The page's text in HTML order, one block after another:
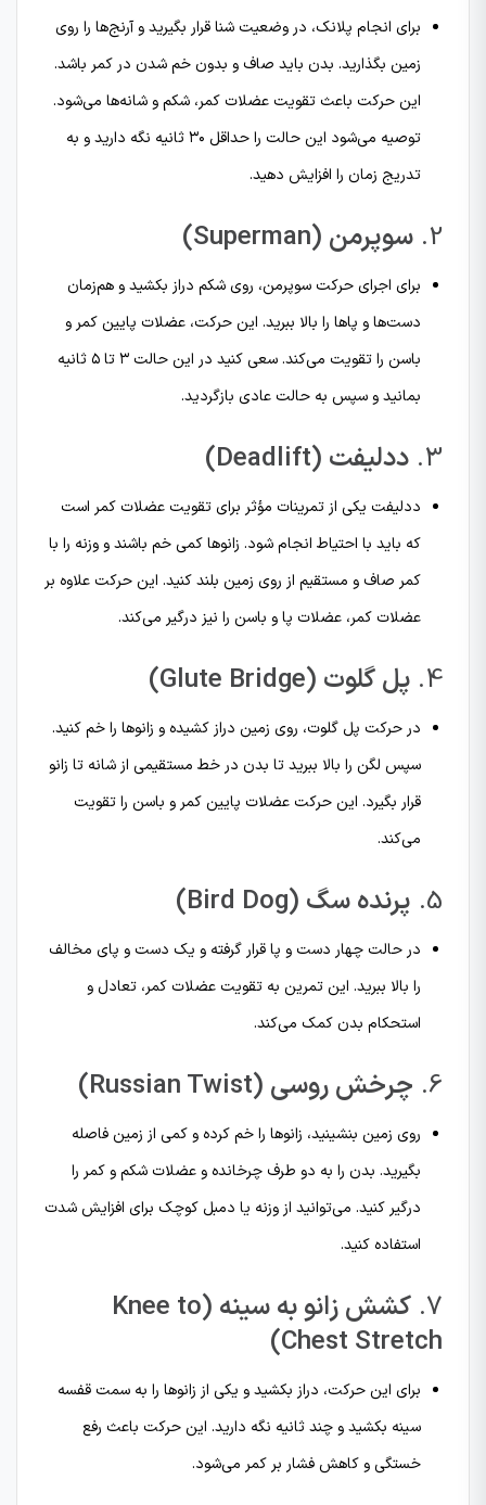
برای انجام پلانک، در وضعیت شنا قرار بگیرید و آرنج‌ها را روی
زمین بگذارید. بدن باید صاف و بدون خم شدن در کمر باشد.
این حرکت باعث تقویت عضلات کمر، شکم و شانه‌ها می‌شود.
توصیه می‌شود این حالت را حداقل ۳۰ ثانیه نگه دارید و به
تدریج زمان را افزایش دهید.
2. سوپرمن (Superman)
برای اجرای حرکت سوپرمن، روی شکم دراز بکشید و هم‌زمان
دست‌ها و پاها را بالا ببرید. این حرکت، عضلات پایین کمر و
باسن را تقویت می‌کند. سعی کنید در این حالت ۳ تا ۵ ثانیه
بمانید و سپس به حالت عادی بازگردید.
3. ددلیفت (Deadlift)
ددلیفت یکی از تمرینات مؤثر برای تقویت عضلات کمر است
که باید با احتیاط انجام شود. زانوها کمی خم باشند و وزنه را با
کمر صاف و مستقیم از روی زمین بلند کنید. این حرکت علاوه بر
عضلات کمر، عضلات پا و باسن را نیز درگیر می‌کند.
4. پل گلوت (Glute Bridge)
در حرکت پل گلوت، روی زمین دراز کشیده و زانوها را خم کنید.
سپس لگن را بالا ببرید تا بدن در خط مستقیمی از شانه تا زانو
قرار بگیرد. این حرکت عضلات پایین کمر و باسن را تقویت
می‌کند.
5. پرنده‌ سگ (Bird Dog)
در حالت چهار دست و پا قرار گرفته و یک دست و پای مخالف
را بالا ببرید. این تمرین به تقویت عضلات کمر، تعادل و
استحکام بدن کمک می‌کند.
6. چرخش روسی (Russian Twist)
روی زمین بنشینید، زانوها را خم کرده و کمی از زمین فاصله
بگیرید. بدن را به دو طرف چرخانده و عضلات شکم و کمر را
درگیر کنید. می‌توانید از وزنه یا دمبل کوچک برای افزایش شدت
استفاده کنید.
7.
کشش زانو به سینه (Knee to
Chest Stretch)
برای این حرکت، دراز بکشید و یکی از زانوها را به سمت قفسه
سینه بکشید و چند ثانیه نگه دارید. این حرکت باعث رفع
خستگی و کاهش فشار بر کمر می‌شود.